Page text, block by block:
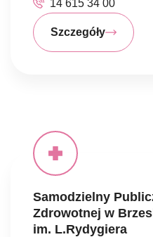
14 615 34 00
Szczegóły
Samodzielny
Zdrowotnej w
im. L.Rydygiera